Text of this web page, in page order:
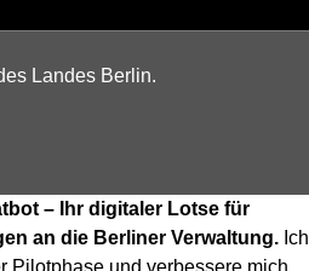
Landes Berlin.
– Ihr digitaler Lotse für
an die Berliner Verwaltung. Ich